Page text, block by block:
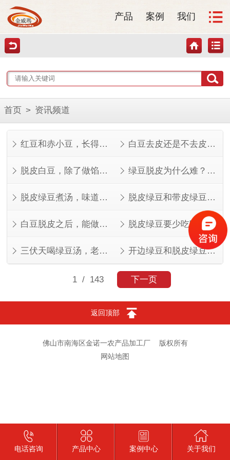
产品 案例 我们
首页 > 资讯频道
红豆和赤小豆，长得像但不是一回事 白豆去皮还是不去皮？看完这几点就知道了
脱皮白豆，除了做馅还能做什么？ 绿豆脱皮为什么难？看完就知道了
脱皮绿豆煮汤，味道其实不一样 脱皮绿豆和带皮绿豆，功效差在哪？
白豆脱皮之后，能做的菜比想象中多 脱皮绿豆要少吃吗？看人看量
三伏天喝绿豆汤，老一辈的讲究有道理 开边绿豆和脱皮绿豆，叫法不同，东西一样
1/ 143 下一页
返回顶部
佛山市南海区金诺一农产品加工厂
版权所有
网站地图
电话咨询 产品中心 案例中心 关于我们